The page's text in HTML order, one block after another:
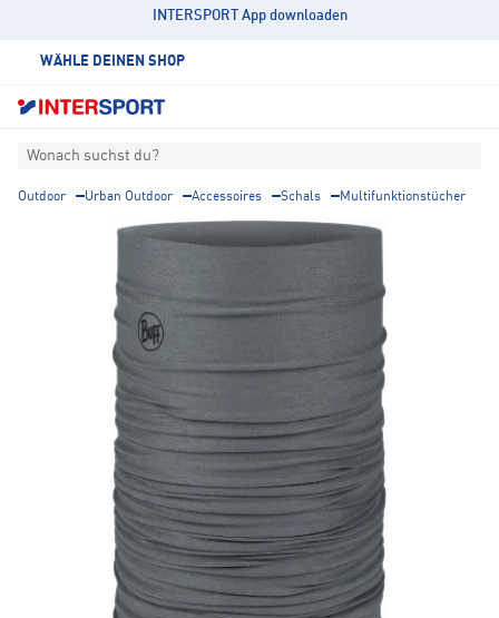
INTERSPORT App downloaden
WÄHLE DEINEN SHOP
Wonach suchst du?
Outdoor Urban Outdoor Accessoires Schals Multifunktionstücher